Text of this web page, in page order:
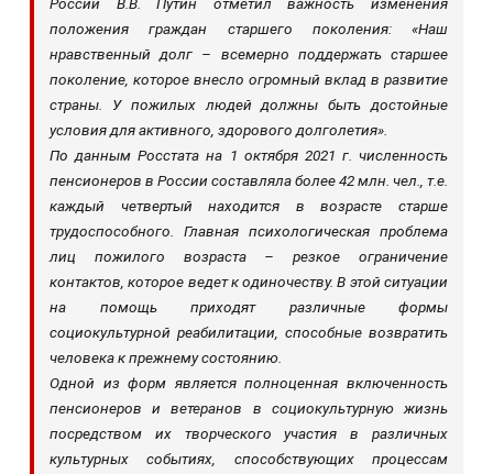
России В.В. Путин отметил важность изменения
положения граждан старшего поколения: «Наш
нравственный долг – всемерно поддержать старшее
поколение, которое внесло огромный вклад в развитие
страны. У пожилых людей должны быть достойные
условия для активного, здорового долголетия».
По данным Росстата на 1 октября 2021 г. численность
пенсионеров в России составляла более 42 млн. чел., т.е.
каждый четвертый находится в возрасте старше
трудоспособного. Главная психологическая проблема
лиц пожилого возраста – резкое ограничение
контактов, которое ведет к одиночеству. В этой ситуации
на помощь приходят различные формы
социокультурной реабилитации, способные возвратить
человека к прежнему состоянию.
Одной из форм является полноценная включенность
пенсионеров и ветеранов в социокультурную жизнь
посредством их творческого участия в различных
культурных событиях, способствующих процессам